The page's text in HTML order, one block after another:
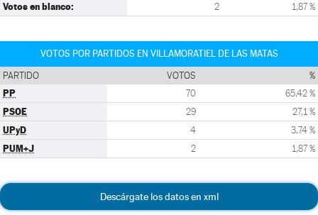
Votos en blanco: 2 1,87 %
VOTOS POR PARTIDOS EN VILLAMORATIEL DE LAS MATAS
PARTIDO VOTOS %
PP 70 65,42 %
PSOE 29 27,1 %
UPyD 4 3,74 %
PUM+J 2 1,87 %
Descárgate los datos en xml